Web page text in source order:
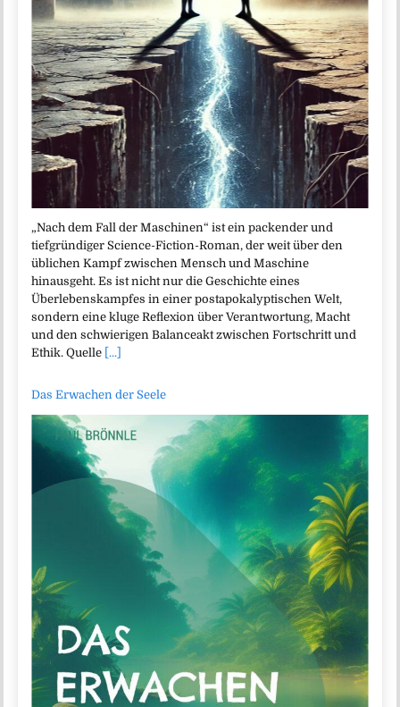
„Nach dem Fall der Maschinen“ ist ein packender und
tiefgründiger Science-Fiction-Roman, der weit über den
üblichen Kampf zwischen Mensch und Maschine
hinausgeht. Es ist nicht nur die Geschichte eines
Überlebenskampfes in einer postapokalyptischen Welt,
sondern eine kluge Reflexion über Verantwortung, Macht
und den schwierigen Balanceakt zwischen Fortschritt und
Ethik. Quelle [...]
Das Erwachen der Seele